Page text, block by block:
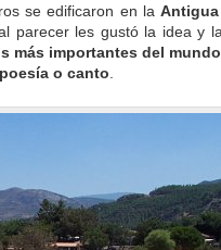
se edificaron en la
parecer les gustó la idea y
más importantes del mundo
o canto